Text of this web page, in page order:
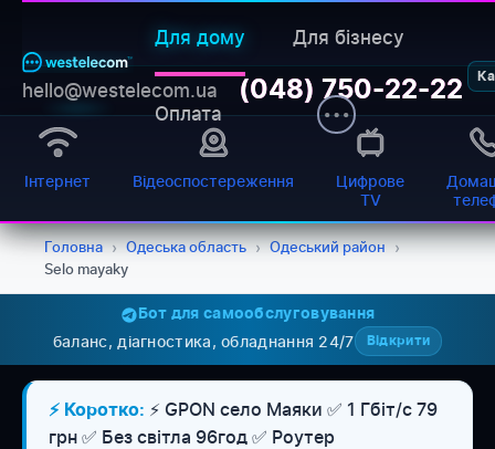
Для дому Для бізнесу
Оплата
hello@westelecom.ua (048) 750-22-22
Інтернет Відеоспостереження
Цифрове
TV
Головна › Одеська область › Одеський район ›
Selo mayaky
Бот для самообслуговування
баланс, діагностика, обладнання 24/7 Відкрити
⚡ Коротко: ⚡ GPON село Маяки ✅ 1 Гбіт/с 79
грн ✅ Без світла 96год ✅ Роутер